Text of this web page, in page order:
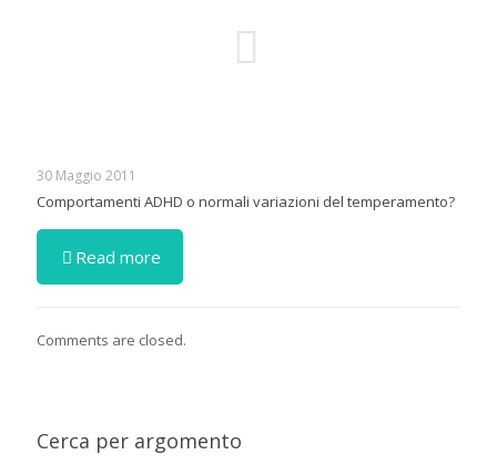
30 Maggio 2011
Comportamenti ADHD o normali variazioni del temperamento?
Read more
Comments are closed.
Cerca per argomento